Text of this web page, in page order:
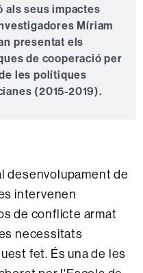
als seus impactes
Míriam
presentat els
de cooperació per
les polítiques
(2015-2019).
desenvolupament de
intervenen
de conflicte armat
necessitats
fet. És una de les